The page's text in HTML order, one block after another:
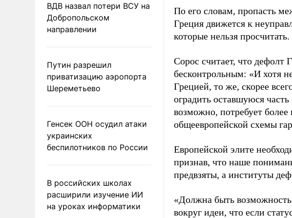
ВДВ назвал потери ВСУ на
Добропольском
направлении
Путин разрешил
приватизацию аэропорта
Шереметьево
Генсек ООН осудил атаки
украинских
беспилотников по России
В российских школах
расширили изучение ИИ
на уроках информатики
По его словам, пропасть
Греция движется к
которые нельзя просчитать.
Сорос считает, что дефолт
бесконтрольным: «И хотя
Грецией, то же, скорее
оградить оставшуюся
возможно, потребует
общеевропейской схемы
Европейской элите
признав, что наше
предвзяты, а институты
«Должна быть
вокруг идеи, что если